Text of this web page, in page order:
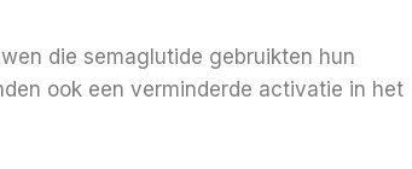
die semaglutide gebruikten hun
ook een verminderde activatie in het